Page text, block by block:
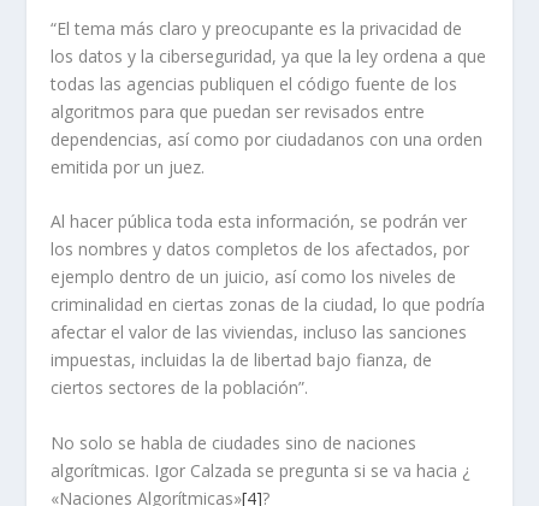
“El tema más claro y preocupante es la privacidad de
los datos y la ciberseguridad, ya que la ley ordena a que
todas las agencias publiquen el código fuente de los
algoritmos para que puedan ser revisados entre
dependencias, así como por ciudadanos con una orden
emitida por un juez.
Al hacer pública toda esta información, se podrán ver
los nombres y datos completos de los afectados, por
ejemplo dentro de un juicio, así como los niveles de
criminalidad en ciertas zonas de la ciudad, lo que podría
afectar el valor de las viviendas, incluso las sanciones
impuestas, incluidas la de libertad bajo fianza, de
ciertos sectores de la población”.
No solo se habla de ciudades sino de naciones
algorítmicas. Igor Calzada se pregunta si se va hacia ¿
«Naciones Algorítmicas»[4]?